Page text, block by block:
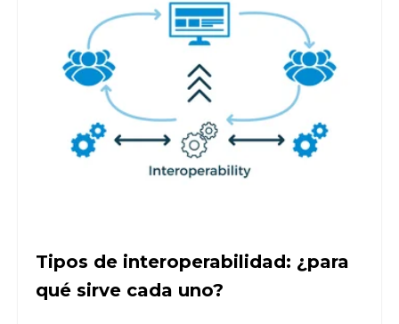
Tipos de interoperabilidad: ¿para
qué sirve cada uno?